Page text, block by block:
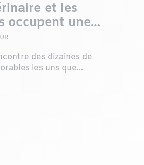
et les
occupent une
dans mon
des dizaines de
les uns que...